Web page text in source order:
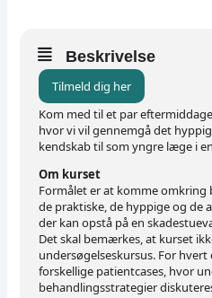
Beskrivelse
Tilmeld dig her
Kom med til et par
hvor vi vil gennemgå det
kendskab til som yngre læge i
Om kurset
Formålet er at komme omkring
de praktiske, de hyppige og de
der kan opstå på en
Det skal bemærkes, at kurset
undersøgelseskursus. For
forskellige patientcases, hvor
behandlingsstrategier